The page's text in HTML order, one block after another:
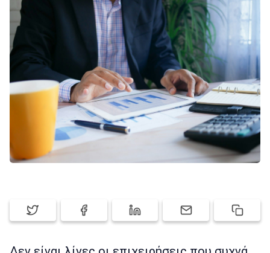
ΔΥΝΑΤΟΤΗΤΕΣ
ΣΥΝΔΡΟΜΕΣ
ΕΓΓΡΑΦΉ
ΕΊΣΟΔΟΣ